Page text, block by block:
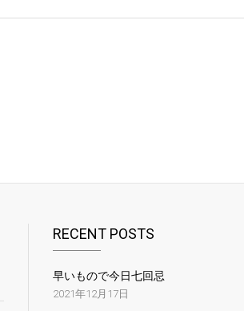
RECENT POSTS
早いもので今日七回忌
2021年12月17日